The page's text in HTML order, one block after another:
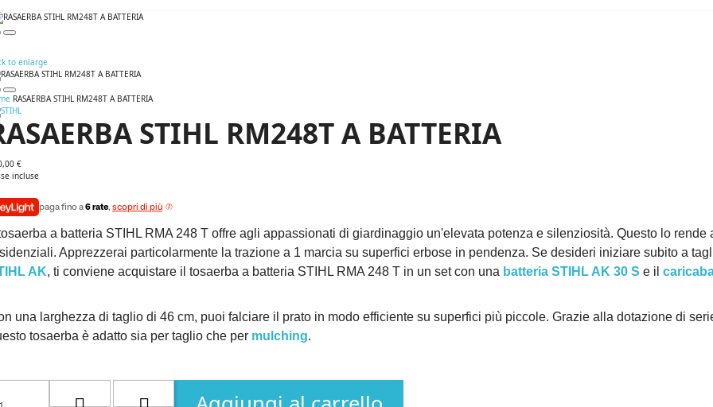
to enlarge
RASAERBA STIHL RM248T A BATTERIA
STIHL RM248T A BATTERIA
€
incluse
paga fino a6 rate, scopri di più
a batteria STIHL RMA 248 T offre agli appassionati di giardinaggio un'elevata potenza e silenziosità. Questo lo
Apprezzerai particolarmente la trazione a 1 marcia su superfici erbose in pendenza. Se desideri iniziare subito a
AK, ti conviene acquistare il tosaerba a batteria STIHL RMA 248 T in un set con una batteria STIHL AK 30 S e il
una larghezza di taglio di 46 cm, puoi falciare il prato in modo efficiente su superfici più piccole. Grazie alla dotazione di
tosaerba è adatto sia per taglio che per mulching.